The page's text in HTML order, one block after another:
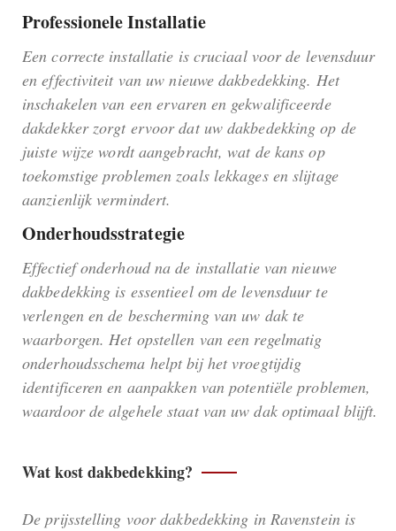
Professionele Installatie
Een correcte installatie is cruciaal voor de levensduur
en effectiviteit van uw nieuwe dakbedekking. Het
inschakelen van een ervaren en gekwalificeerde
dakdekker zorgt ervoor dat uw dakbedekking op de
juiste wijze wordt aangebracht, wat de kans op
toekomstige problemen zoals lekkages en slijtage
aanzienlijk vermindert.
Onderhoudsstrategie
Effectief onderhoud na de installatie van nieuwe
dakbedekking is essentieel om de levensduur te
verlengen en de bescherming van uw dak te
waarborgen. Het opstellen van een regelmatig
onderhoudsschema helpt bij het vroegtijdig
identificeren en aanpakken van potentiële problemen,
waardoor de algehele staat van uw dak optimaal blijft.
Wat kost dakbedekking?
De prijsstelling voor dakbedekking in Ravenstein is